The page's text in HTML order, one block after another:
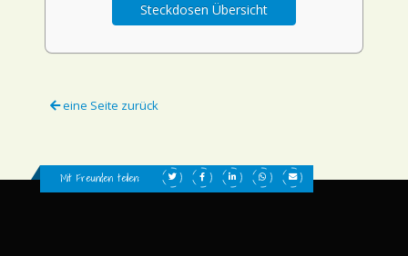
Steckdosen Übersicht
eine Seite zurück
Mit Freunden teilen: